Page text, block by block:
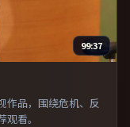
99:37
作品，围绕危机、反
看。